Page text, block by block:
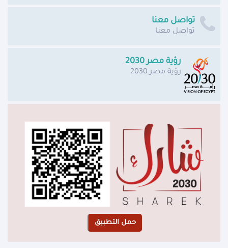
تواصل معنا
تواصل معنا
رؤية مصر 2030
رؤية مصر 2030